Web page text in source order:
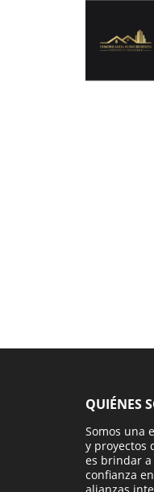
QUIÉNES
Somos una
y proyectos
es brindar
confianza